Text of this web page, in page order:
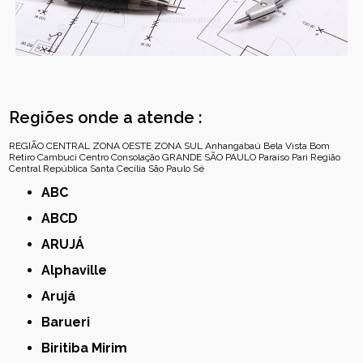
Regiões onde a atende :
REGIÃO CENTRAL ZONA OESTE ZONA SUL Anhangabaú Bela Vista Bom
Retiro Cambuci Centro Consolação GRANDE SÃO PAULO Paraíso Pari Região
Central República Santa Cecília São Paulo Sé
ABC
ABCD
ARUJÁ
Alphaville
Arujá
Barueri
Biritiba Mirim